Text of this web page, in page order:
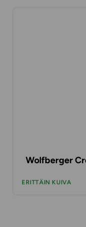
Wolfberger
ERITTÄIN KUIVA